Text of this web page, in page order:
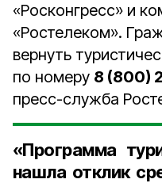
«Росконгресс» и
«Ростелеком».
вернуть
по номеру 8 (800)
пресс-служба
«Программа
нашла отклик